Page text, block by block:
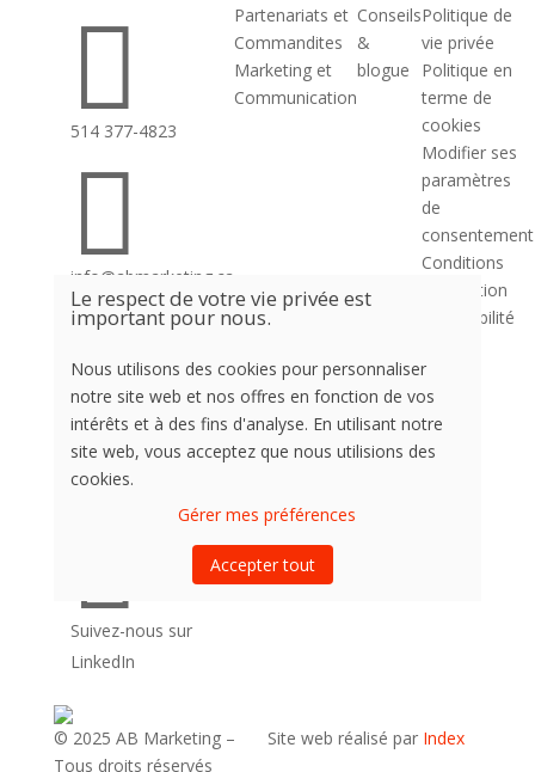

514 377-4823

info@abmarketing.ca

260 boulevard
Taschereau, La
Prairie, J5R 1T2
Suivez-nous sur
LinkedIn
Partenariats et
Commandites
Marketing et
Communication
Conseils
&
blogue
Politique de
vie privée
Politique en
terme de
cookies
Modifier ses
paramètres
de
consentement
Conditions
d’utilisation
Accessibilité
© 2025 AB Marketing –
Tous droits réservés
Site web réalisé par Index
Le respect de votre vie privée est
important pour nous.
Nous utilisons des cookies pour personnaliser
notre site web et nos offres en fonction de vos
intérêts et à des fins d'analyse. En utilisant notre
site web, vous acceptez que nous utilisions des
cookies.
Gérer mes préférences
Accepter tout